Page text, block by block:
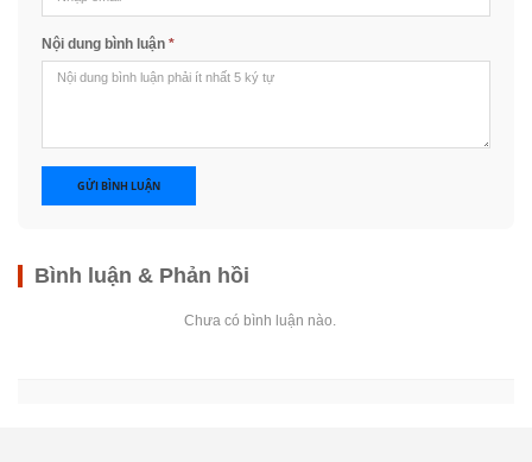
Nội dung bình luận *
GỬI BÌNH LUẬN
Bình luận & Phản hồi
Chưa có bình luận nào.